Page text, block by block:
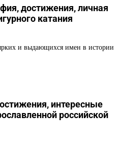
достижения, личная
катания
и выдающихся имен в истории
интересные
российской